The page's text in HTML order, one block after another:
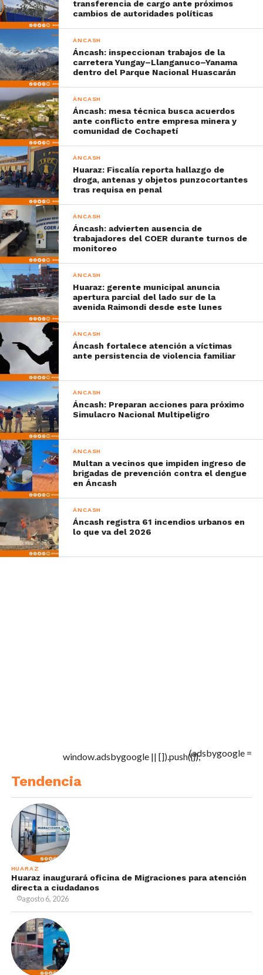
transferencia de cargo ante próximos
cambios de autoridades políticas
ÁNCASH
Áncash: inspeccionan trabajos de la
carretera Yungay–Llanganuco–Yanama
dentro del Parque Nacional Huascarán
ÁNCASH
Áncash: mesa técnica busca acuerdos
ante conflicto entre empresa minera y
comunidad de Cochapetí
ÁNCASH
Huaraz: Fiscalía reporta hallazgo de
droga, antenas y objetos punzocortantes
tras requisa en penal
ÁNCASH
Áncash: advierten ausencia de
trabajadores del COER durante turnos de
monitoreo
ÁNCASH
Huaraz: gerente municipal anuncia
apertura parcial del lado sur de la
avenida Raimondi desde este lunes
ÁNCASH
Áncash fortalece atención a víctimas
ante persistencia de violencia familiar
ÁNCASH
Áncash: Preparan acciones para próximo
Simulacro Nacional Multipeligro
ÁNCASH
Multan a vecinos que impiden ingreso de
brigadas de prevención contra el dengue
en Áncash
ÁNCASH
Áncash registra 61 incendios urbanos en
lo que va del 2026
(adsbygoogle =
window.adsbygoogle || []).push({});
Tendencia
HUARAZ
Huaraz inaugurará oficina de Migraciones para atención
directa a ciudadanos
agosto 6, 2026